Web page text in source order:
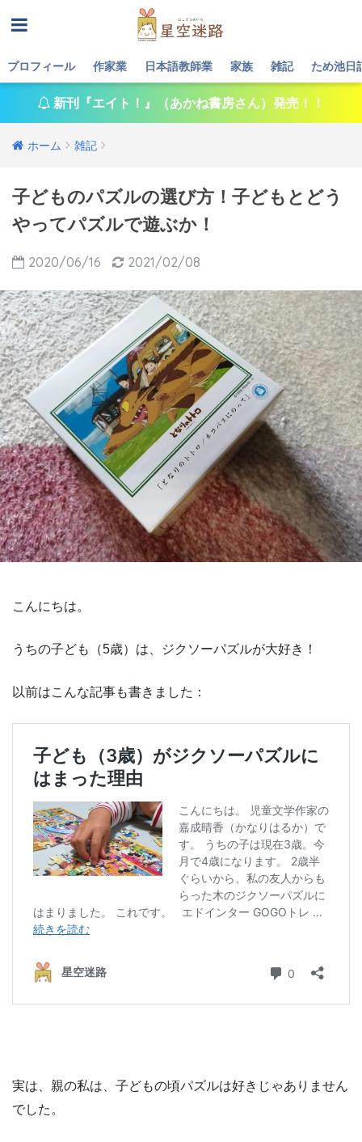
プロフィール 作家業 日本語教師業 家族 雑記 ため池日
新刊『エイト！』（あかね書房さん）発売！！
ホーム 雑記
子どものパズルの選び方！子どもとどう
やってパズルで遊ぶか！
2020/06/16 2021/02/08
こんにちは。
うちの子ども（5歳）は、ジクソーパズルが大好き！
以前はこんな記事も書きました：
実は、親の私は、子どもの頃パズルは好きじゃありません
でした。